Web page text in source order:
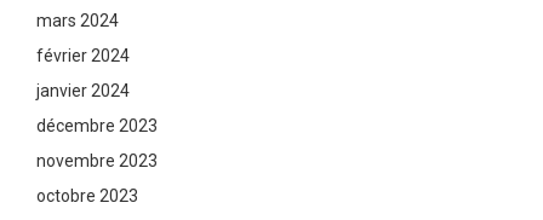
mars 2024
février 2024
janvier 2024
décembre 2023
novembre 2023
octobre 2023